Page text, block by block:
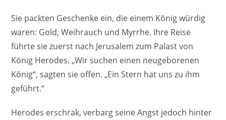
Sie packten Geschenke ein, die einem König würdig
waren: Gold, Weihrauch und Myrrhe. Ihre Reise
führte sie zuerst nach Jerusalem zum Palast von
König Herodes. „Wir suchen einen neugeborenen
König“, sagten sie offen. „Ein Stern hat uns zu ihm
geführt.“
Herodes erschrak, verbarg seine Angst jedoch hinter